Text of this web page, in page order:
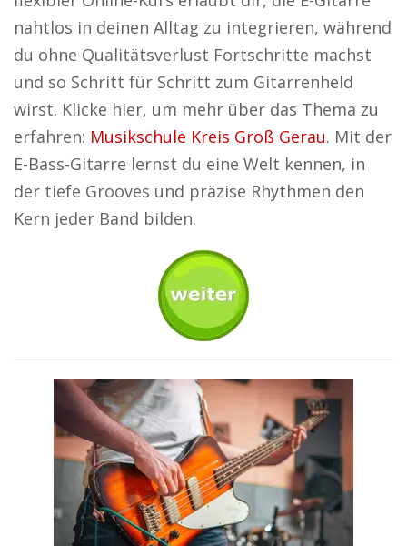
nahtlos in deinen Alltag zu integrieren, während
du ohne Qualitätsverlust Fortschritte machst
und so Schritt für Schritt zum Gitarrenheld
wirst. Klicke hier, um mehr über das Thema zu
erfahren: Musikschule Kreis Groß Gerau. Mit der
E-Bass-Gitarre lernst du eine Welt kennen, in
der tiefe Grooves und präzise Rhythmen den
Kern jeder Band bilden.